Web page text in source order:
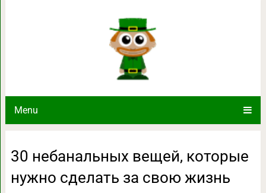
Menu
30 небанальных вещей, которые
30 небанальных вещей, которые
нужно сделать за свою жизнь